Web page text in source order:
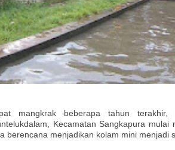
mangkrak beberapa tahun
Kecamatan Sangkapura
berencana menjadikan kolam mini menjadi